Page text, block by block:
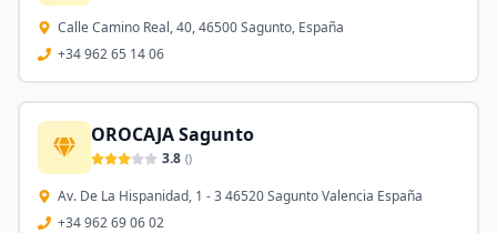
Calle Camino Real, 40, 46500 Sagunto, España
+34 962 65 14 06
OROCAJA Sagunto
3.8 ()
Av. De La Hispanidad, 1 - 3 46520 Sagunto Valencia España
+34 962 69 06 02